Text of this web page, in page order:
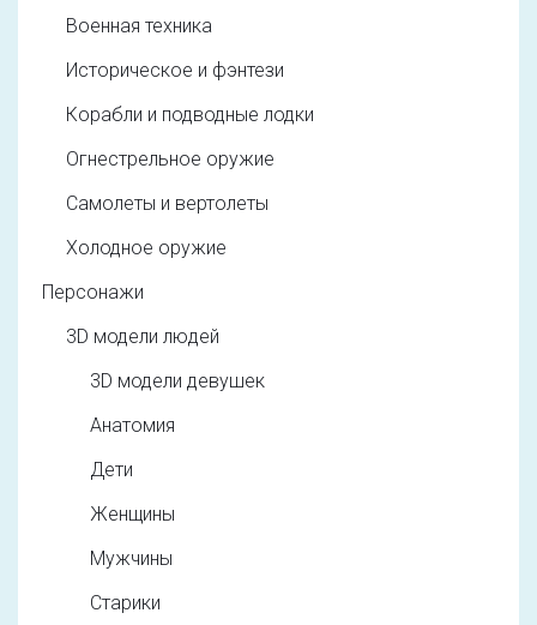
Военная техника
Историческое и фэнтези
Корабли и подводные лодки
Огнестрельное оружие
Самолеты и вертолеты
Холодное оружие
Персонажи
3D модели людей
3D модели девушек
Анатомия
Дети
Женщины
Мужчины
Старики